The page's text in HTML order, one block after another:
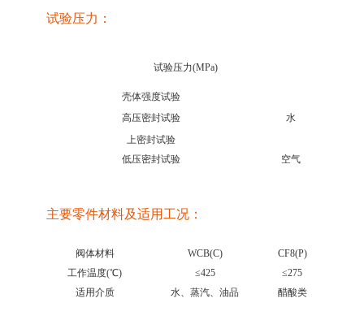
试验压力：
试验压力(MPa)
壳体强度试验
水
高压密封试验
上密封试验
低压密封试验
空气
主要零件材料及适用工况：
阀体材料 WCB(C) CF8(P)
工作温度(℃)
≤425 ≤275
适用介质
水、蒸汽、油品 醋酸类